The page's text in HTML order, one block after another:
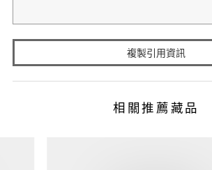
複製引用資訊
相關推薦藏品